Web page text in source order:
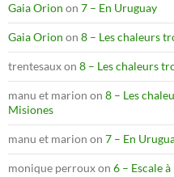
Gaia Orion on 7 – En Uruguay
Gaia Orion on 8 – Les chaleurs
trentesauxon 8 – Les chaleurs
manu et marion on 8 – Les
Misiones
manu et marion on 7 – En
monique perrouxon 6 – Escale